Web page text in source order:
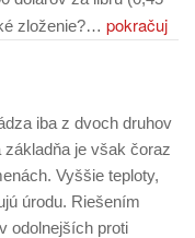
zloženie?… pokračuj
iba z dvoch druhov
je však čoraz
Vyššie teploty,
úrodu. Riešením
odolnejších proti